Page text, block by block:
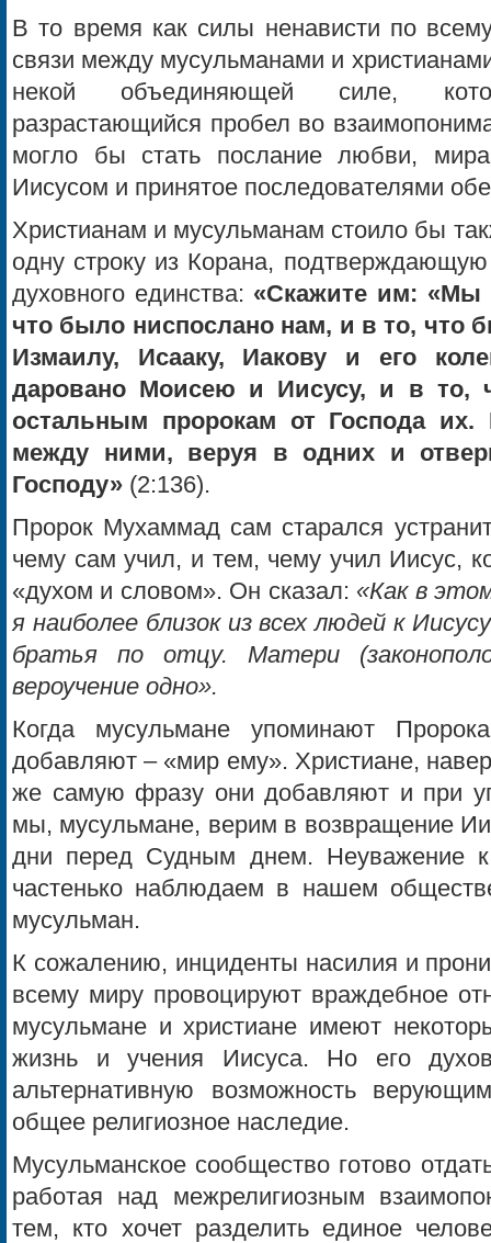
В то время как силы ненависти по
связи между мусульманами и
некой объединяющей силе,
разрастающийся пробел во
могло бы стать послание любви,
Иисусом и принятое последователями
Христианам и мусульманам стоило бы
одну строку из Корана,
духовного единства: «Скажите им: «Мы
что было ниспослано нам, и в то, что
Измаилу, Исааку, Иакову и его
даровано Моисею и Иисусу, и в то,
остальным пророкам от Господа
между ними, веруя в одних и
Господу» (2:136).
Пророк Мухаммад сам старался
чему сам учил, и тем, чему учил Иисус,
«духом и словом». Он сказал: «Как в
я наиболее близок из всех людей к
братья по отцу. Матери
вероучение одно».
Когда мусульмане упоминают
добавляют – «мир ему». Христиане,
же самую фразу они добавляют и при
мы, мусульмане, верим в возвращение
дни перед Судным днем. Неуважение
частенько наблюдаем в нашем
мусульман.
К сожалению, инциденты насилия и
всему миру провоцируют враждебное
мусульмане и христиане имеют
жизнь и учения Иисуса. Но его
альтернативную возможность
общее религиозное наследие.
Мусульманское сообщество готово
работая над межрелигиозным
тем, кто хочет разделить единое